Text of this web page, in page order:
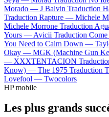
Morado — J Balvin Traduction
Traduction Rapture — Michele
Michele Morrone Traduction
Yours — Avicii Traduction
You Need to Calm Down —
Okay — MGK (Machine Gun
— XXXTENTACION
Know) — The 1975 Traduction
Lovefool — Twocolors
HP mobile
Les plus grands